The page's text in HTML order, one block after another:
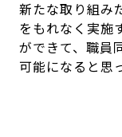
新たな取り組み
をもれなく実施
ができて、職員
可能になると思